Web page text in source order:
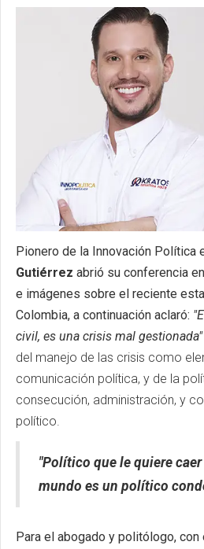
Pionero de la Innovación Política
Gutiérrez abrió su conferencia
e imágenes sobre el reciente
Colombia, a continuación aclaró:
civil, es una crisis mal gestionada"
del manejo de las crisis como
comunicación política, y de la
consecución, administración, y
político.
"Político que le quiere
mundo es un político
Para el abogado y politólogo,